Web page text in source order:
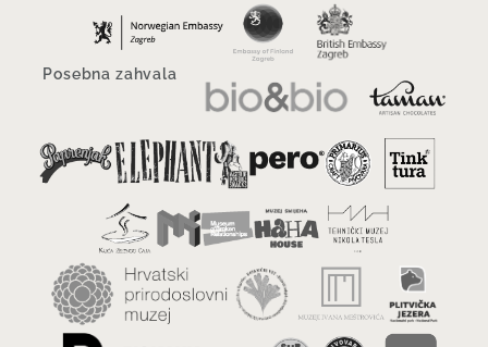
Posebna zahvala